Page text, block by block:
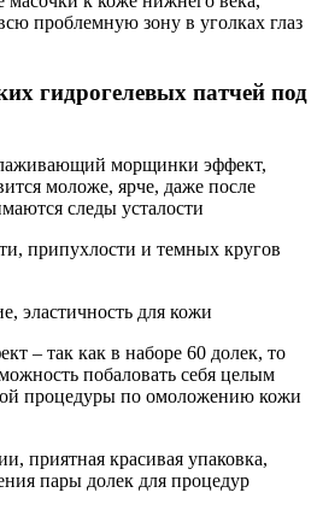
проблемную зону в уголках глаз
гидрогелевых патчей под
морщинки эффект,
моложе, ярче, даже после
следы усталости
припухлости и темных кругов
эластичность для кожи
– так как в наборе 60 долек, то
побаловать себя целым
процедуры по омоложению кожи
приятная красивая упаковка,
пары долек для процедур